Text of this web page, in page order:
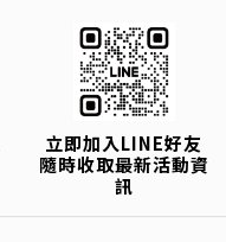
立即加入LINE好友
隨時收取最新活動資
訊